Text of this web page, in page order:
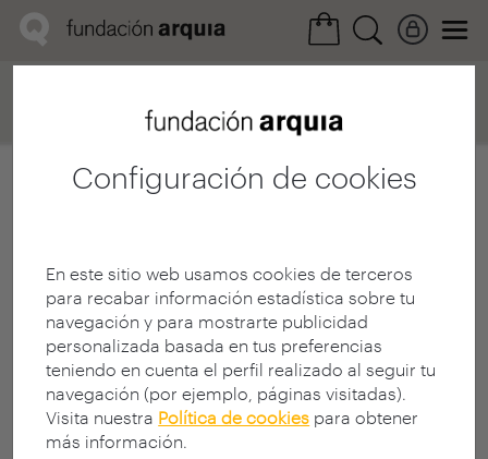
Configuración de cookies
En este sitio web usamos cookies de terceros
para recabar información estadística sobre tu
navegación y para mostrarte publicidad
personalizada basada en tus preferencias
teniendo en cuenta el perfil realizado al seguir tu
navegación (por ejemplo, páginas visitadas).
Visita nuestra Política de cookies para obtener
más información.
Ficha realización